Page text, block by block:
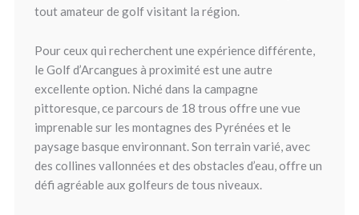
tout amateur de golf visitant la région.
Pour ceux qui recherchent une expérience différente,
le Golf d’Arcangues à proximité est une autre
excellente option. Niché dans la campagne
pittoresque, ce parcours de 18 trous offre une vue
imprenable sur les montagnes des Pyrénées et le
paysage basque environnant. Son terrain varié, avec
des collines vallonnées et des obstacles d’eau, offre un
défi agréable aux golfeurs de tous niveaux.